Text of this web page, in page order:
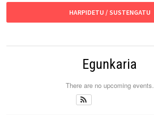
HARPIDETU / SUSTENGATU
Egunkaria
There are no upcoming events.